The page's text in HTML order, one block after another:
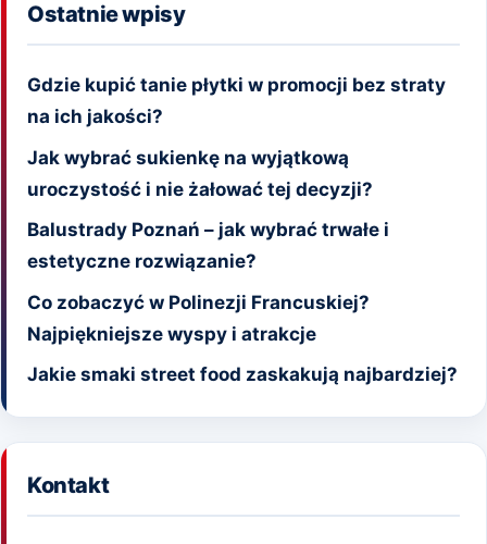
Ostatnie wpisy
Gdzie kupić tanie płytki w promocji bez straty
na ich jakości?
Jak wybrać sukienkę na wyjątkową
uroczystość i nie żałować tej decyzji?
Balustrady Poznań – jak wybrać trwałe i
estetyczne rozwiązanie?
Co zobaczyć w Polinezji Francuskiej?
Najpiękniejsze wyspy i atrakcje
Jakie smaki street food zaskakują najbardziej?
Kontakt